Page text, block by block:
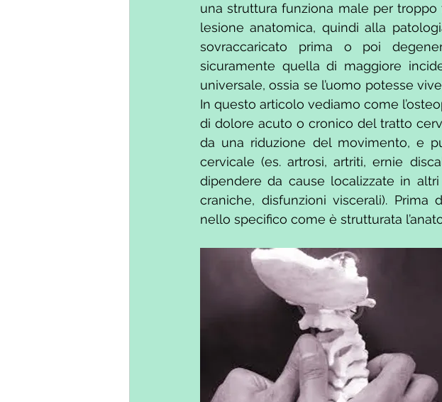
una struttura funziona male per
lesione anatomica, quindi alla
sovraccaricato prima o poi
sicuramente quella di maggiore
universale, ossia se l’uomo potesse
In questo articolo vediamo come
di dolore acuto o cronico del tratto
da una riduzione del movimento, e
cervicale (es. artrosi, artriti, ernie
dipendere da cause localizzate in
craniche, disfunzioni viscerali).
nello specifico come è strutturata